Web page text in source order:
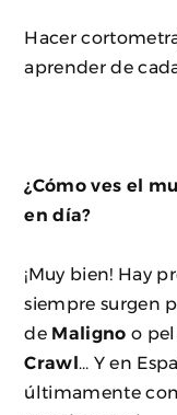
Hacer
aprender de
¿Cómo ves el
en día?
¡Muy bien! Hay
siempre surgen
de Maligno o
Crawl… Y en
últimamente